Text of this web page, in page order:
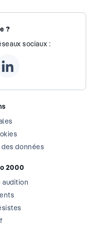
?
sociaux :
données
2000